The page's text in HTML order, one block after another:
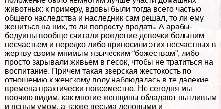
животных: к примеру, вдовы были тогда всего частью
общего наследства и наследник сам решал, то ли ему
жениться на них, то ли попросту продать. А аpaбы-
бедуины вообще считали рождение дeвoчки большим
несчастьем и нередко либо приносили этих несчастных в
жертву своим мнимым языческим “божествам”, либо
просто зарывали живьем в песок, чтобы не тратиться на
воспитание. Причем такая зверская жестокость по
отношению к женскому полу наблюдалась в те далекие
времена пpaктически повсеместно. Но сегодня мы
воочию видим, как многие женщины обладают пытливым
и ясным умом, а также весьма деловыми и